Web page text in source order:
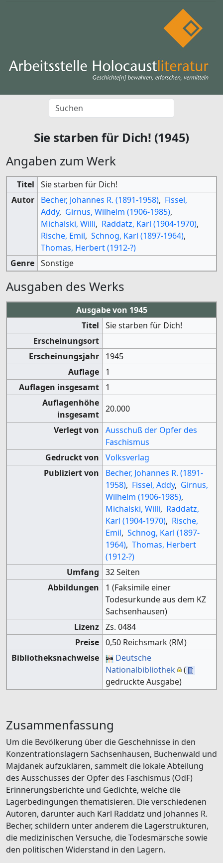
Sie starben für Dich! (1945)
Angaben zum Werk
Titel
Sie starben für Dich!
Autor
Becher, Johannes R. (1891-1958), Fissel,
Addy, Girnus, Wilhelm (1906-1985),
Michalski, Willi, Raddatz, Karl (1904-1970),
Rische, Emil,Schnog, Karl (1897-1964),
Thomas, Herbert (1912-?)
Genre
Sonstige
Ausgaben des Werks
Ausgabe von 1945
Titel
Sie starben für Dich!
Erscheinungsort
Erscheinungsjahr
1945
Auflage
1
Auflagen insgesamt
1
Auflagenhöhe
insgesamt
20.000
Verlegt von
Ausschuß der Opfer des
Faschismus
Gedruckt von
Volksverlag
Publiziert von
Becher, Johannes R. (1891-
1958), Fissel, Addy, Girnus,
Wilhelm (1906-1985),
Michalski, Willi, Raddatz,
Karl (1904-1970), Rische,
Emil,Schnog, Karl (1897-
1964),Thomas, Herbert
(1912-?)
Umfang
32 Seiten
Abbildungen
1 (Faksimile einer
Todesurkunde aus dem KZ
Sachsenhausen)
Lizenz
Zs. 0484
Preise
0,50 Reichsmark (RM)
Bibliotheksnachweise
Deutsche
Nationalbibliothek
(
gedruckte Ausgabe)
Zusammenfassung
Um die Bevölkerung über die Geschehnisse in den
Konzentrationslagern Sachsenhausen, Buchenwald und
Majdanek aufzuklären, sammelt die lokale Abteilung
des Ausschusses der Opfer des Faschismus (OdF)
Erinnerungsberichte und Gedichte, welche die
Lagerbedingungen thematisieren. Die verschiedenen
Autoren, darunter auch Karl Raddatz und Johannes R.
Becher, schildern unter anderem die Lagerstrukturen,
die medizinischen Versuche, die Todesmärsche sowie
den politischen Widerstand in den Lagern.